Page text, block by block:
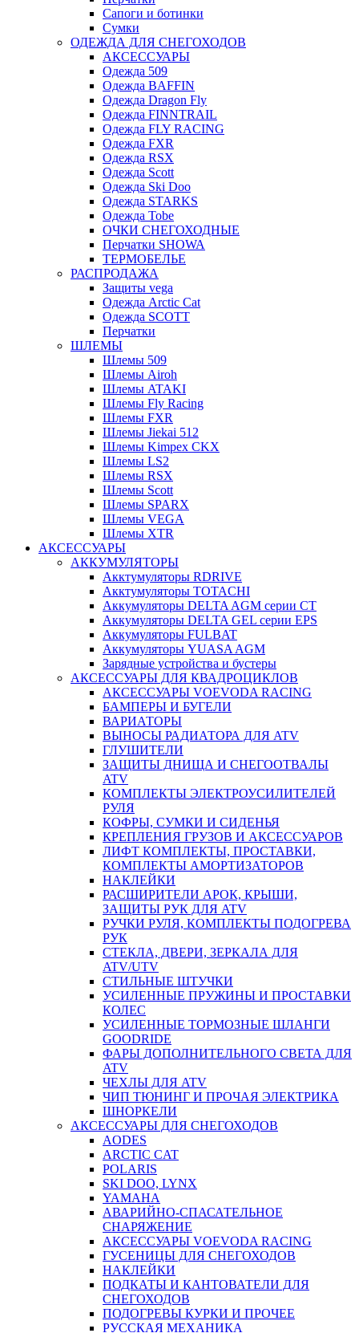
Сапоги и ботинки
Сумки
ОДЕЖДА ДЛЯ СНЕГОХОДОВ
АКСЕССУАРЫ
Одежда 509
Одежда BAFFIN
Одежда Dragon Fly
Одежда FINNTRAIL
Одежда FLY RACING
Одежда FXR
Одежда RSX
Одежда Scott
Одежда Ski Doo
Одежда STARKS
Одежда Tobe
ОЧКИ СНЕГОХОДНЫЕ
Перчатки SHOWA
ТЕРМОБЕЛЬЕ
РАСПРОДАЖА
Защиты vega
Одежда Arctic Cat
Одежда SCOTT
Перчатки
ШЛЕМЫ
Шлемы 509
Шлемы Airoh
Шлемы ATAKI
Шлемы Fly Racing
Шлемы FXR
Шлемы Jiekai 512
Шлемы Kimpex CKX
Шлемы LS2
Шлемы RSX
Шлемы Scott
Шлемы SPARX
Шлемы VEGA
Шлемы XTR
АКСЕССУАРЫ
АККУМУЛЯТОРЫ
Акктумуляторы RDRIVE
Акктумуляторы TOTACHI
Аккумуляторы DELTA AGM серии CT
Аккумуляторы DELTA GEL серии EPS
Аккумуляторы FULBAT
Аккумуляторы YUASA AGM
Зарядные устройства и бустеры
АКСЕССУАРЫ ДЛЯ КВАДРОЦИКЛОВ
АКСЕССУАРЫ VOEVODA RACING
БАМПЕРЫ И БУГЕЛИ
ВАРИАТОРЫ
ВЫНОСЫ РАДИАТОРА ДЛЯ ATV
ГЛУШИТЕЛИ
ЗАЩИТЫ ДНИЩА И СНЕГООТВАЛЫ
ATV
КОМПЛЕКТЫ ЭЛЕКТРОУСИЛИТЕЛЕЙ
РУЛЯ
КОФРЫ, СУМКИ И СИДЕНЬЯ
КРЕПЛЕНИЯ ГРУЗОВ И АКСЕССУАРОВ
ЛИФТ КОМПЛЕКТЫ, ПРОСТАВКИ,
КОМПЛЕКТЫ АМОРТИЗАТОРОВ
НАКЛЕЙКИ
РАСШИРИТЕЛИ АРОК, КРЫШИ,
ЗАЩИТЫ РУК ДЛЯ ATV
РУЧКИ РУЛЯ, КОМПЛЕКТЫ ПОДОГРЕВА
РУК
СТЕКЛА, ДВЕРИ, ЗЕРКАЛА ДЛЯ
ATV/UTV
СТИЛЬНЫЕ ШТУЧКИ
УСИЛЕННЫЕ ПРУЖИНЫ И ПРОСТАВКИ
КОЛЕС
УСИЛЕННЫЕ ТОРМОЗНЫЕ ШЛАНГИ
GOODRIDE
ФАРЫ ДОПОЛНИТЕЛЬНОГО СВЕТА ДЛЯ
ATV
ЧЕХЛЫ ДЛЯ ATV
ЧИП ТЮНИНГ И ПРОЧАЯ ЭЛЕКТРИКА
ШНОРКЕЛИ
АКСЕССУАРЫ ДЛЯ СНЕГОХОДОВ
AODES
ARCTIC CAT
POLARIS
SKI DOO, LYNX
YAMAHA
АВАРИЙНО-СПАСАТЕЛЬНОЕ
СНАРЯЖЕНИЕ
АКСЕССУАРЫ VOEVODA RACING
ГУСЕНИЦЫ ДЛЯ СНЕГОХОДОВ
НАКЛЕЙКИ
ПОДКАТЫ И КАНТОВАТЕЛИ ДЛЯ
СНЕГОХОДОВ
ПОДОГРЕВЫ КУРКИ И ПРОЧЕЕ
РУССКАЯ МЕХАНИКА